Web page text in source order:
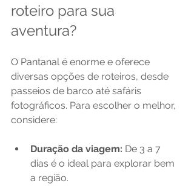
roteiro para sua
aventura?
O Pantanal é enorme e oferece
diversas opções de roteiros, desde
passeios de barco até safáris
fotográficos. Para escolher o melhor,
considere:
Duração da viagem: De 3 a 7
dias é o ideal para explorar bem
a região.